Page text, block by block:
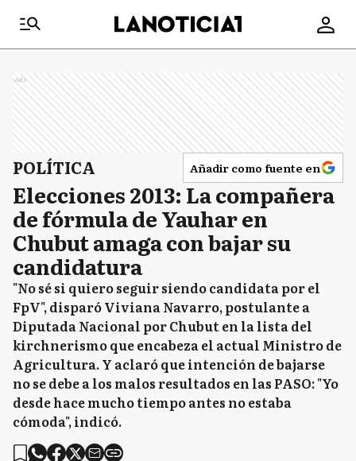
Ads
POLÍTICA Añadir como fuente en
Elecciones 2013: La compañera
de fórmula de Yauhar en
Chubut amaga con bajar su
candidatura
"No sé si quiero seguir siendo candidata por el
FpV", disparó Viviana Navarro, postulante a
Diputada Nacional por Chubut en la lista del
kirchnerismo que encabeza el actual Ministro de
Agricultura. Y aclaró que intención de bajarse
no se debe a los malos resultados en las PASO: "Yo
desde hace mucho tiempo antes no estaba
cómoda", indicó.